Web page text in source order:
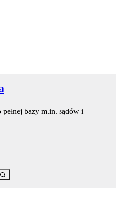
bazy m.in. sądów i